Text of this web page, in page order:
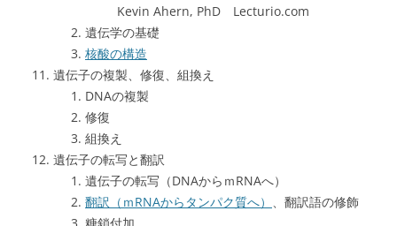
Kevin Ahern, PhD Lecturio.com
遺伝学の基礎
核酸の構造
遺伝子の複製、修復、組換え
DNAの複製
修復
組換え
遺伝子の転写と翻訳
遺伝子の転写（DNAからｍRNAへ）
翻訳（ｍRNAからタンパク質へ） 、翻訳語の修飾